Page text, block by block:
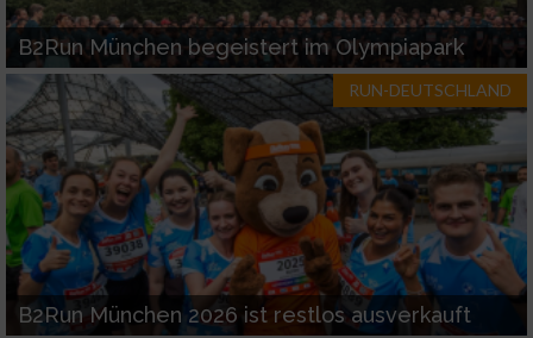
B2Run München begeistert im Olympiapark
RUN-DEUTSCHLAND
B2Run München 2026 ist restlos ausverkauft
Werbung